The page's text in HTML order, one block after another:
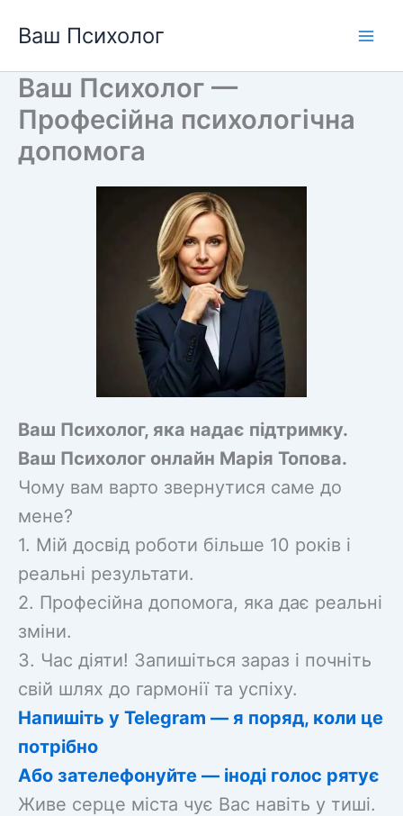
Ваш Психолог
Ваш Психолог —
Професійна психологічна
допомога
Ваш Психолог, яка надає підтримку.
Ваш Психолог онлайн Марiя Топова.
Чому вам варто звернутися саме до
мене?
1. Мій досвід роботи більше 10 років і
реальні результати.
2. Професійна допомога, яка дає реальні
зміни.
3. Час діяти! Запишіться зараз і почніть
свій шлях до гармонії та успіху.
Напишіть у Telegram — я поряд, коли це
потрібно
Або зателефонуйте — іноді голос рятує
Живе серце міста чує Вас навіть у тиші.